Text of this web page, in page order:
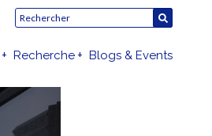
Recherche Blogs & Events